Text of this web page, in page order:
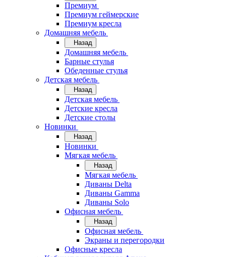
Премиум
Премиум геймерские
Премиум кресла
Домашняя мебель
Назад
Домашняя мебель
Барные стулья
Обеденные стулья
Детская мебель
Назад
Детская мебель
Детские кресла
Детские столы
Новинки
Назад
Новинки
Мягкая мебель
Назад
Мягкая мебель
Диваны Delta
Диваны Gamma
Диваны Solo
Офисная мебель
Назад
Офисная мебель
Экраны и перегородки
Офисные кресла